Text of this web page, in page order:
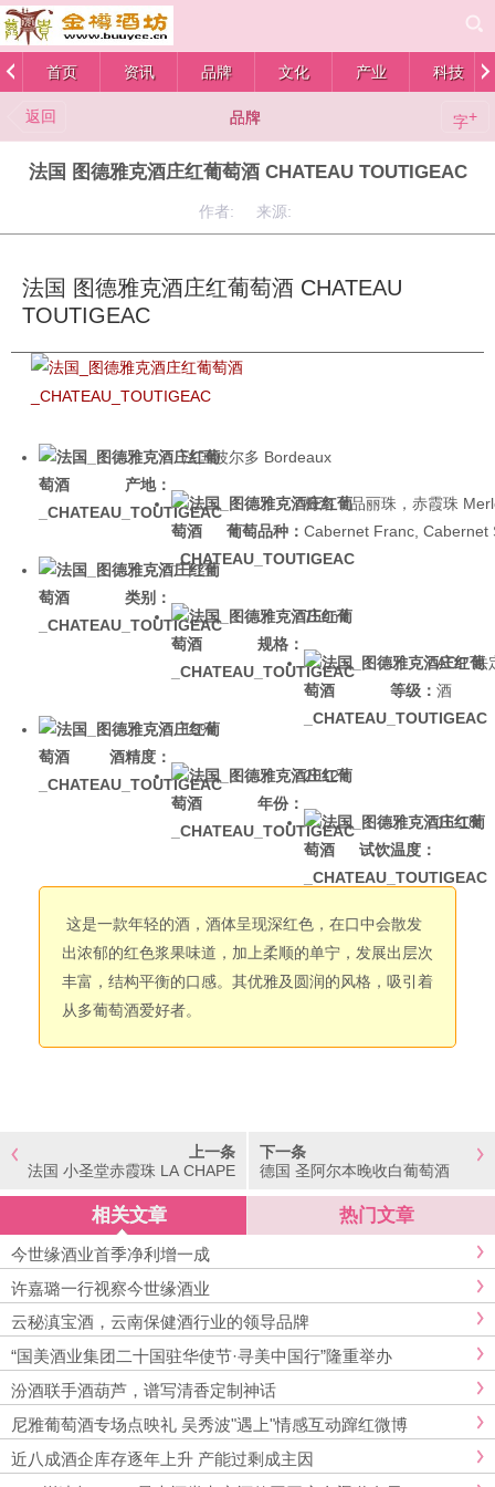
首页 资讯 品牌 文化 产业 科技
返回 品牌 字+
法国 图德雅克酒庄红葡萄酒 CHATEAU TOUTIGEAC
作者: 来源:
法国 图德雅克酒庄红葡萄酒 CHATEAU
TOUTIGEAC
产地：
法国波尔多 Bordeaux
葡萄品种：
梅洛，品丽珠，赤霞珠
Cabernet Franc, Cabernet
类别：
干红
规格：
750ml
等级：
AOP 法
酒
酒精度：
13%
年份：
2012
试饮温度：
16-18
这是一款年轻的酒，酒体呈现深红色，在口中会散发
出浓郁的红色浆果味道，加上柔顺的单宁，发展出层次
丰富，结构平衡的口感。其优雅及圆润的风格，吸引着
从多葡萄酒爱好者。
上一条
法国 小圣堂赤霞珠 LA CHAPE
下一条
德国 圣阿尔本晚收白葡萄酒
相关文章 热门文章
今世缘酒业首季净利增一成
许嘉璐一行视察今世缘酒业
云秘滇宝酒，云南保健酒行业的领导品牌
“国美酒业集团二十国驻华使节·寻美中国行”隆重举办
汾酒联手酒葫芦，谱写清香定制神话
尼雅葡萄酒专场点映礼 吴秀波"遇上"情感互动蹿红微博
近八成酒企库存逐年上升 产能过剩成主因